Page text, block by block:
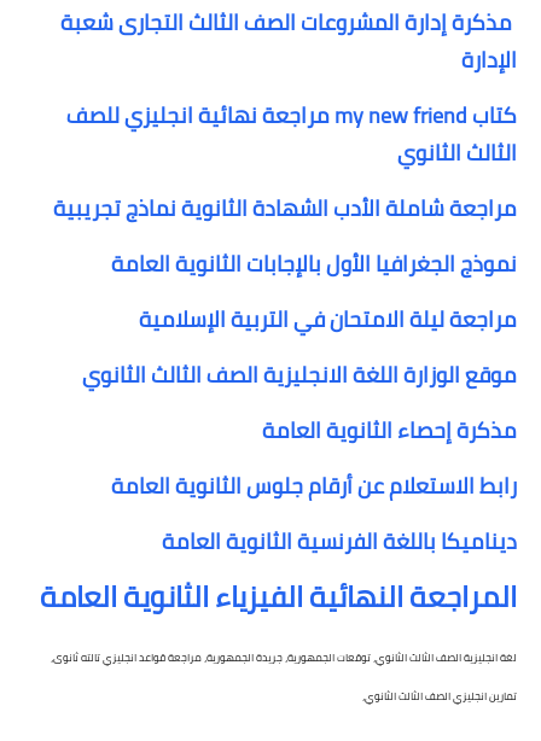
مذكرة إدارة المشروعات الصف الثالث التجارى شعبة
الإدارة
كتاب my new friend مراجعة نهائية انجليزي للصف
الثالث الثانوي
مراجعة شاملة الأدب الشهادة الثانويةنماذج تجريبية
نموذج الجغرافيا الأول بالإجابات الثانوية العامة
مراجعة ليلة الامتحان في التربية الإسلامية
موقع الوزارة اللغة الانجليزية الصف الثالث الثانوي
مذكرة إحصاء الثانوية العامة
رابط الاستعلام عن أرقام جلوس الثانوية العامة
ديناميكا باللغة الفرنسية الثانوية العامة
المراجعة النهائية الفيزياء الثانوية العامة
لغة انجليزية الصف الثالث الثانوي، توقعات الجمهورية، جريدة الجمهورية، مراجعة قواعد انجليزي تالته ثانوى،
تمارين انجليزي الصف الثالث الثانوي،